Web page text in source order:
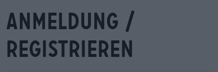
Anmeldung /
Registrieren